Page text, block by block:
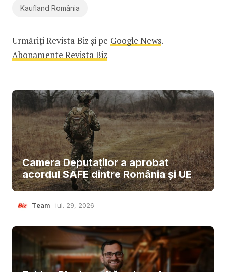
Kaufland România
Urmăriți Revista Biz și pe Google News.
Abonamente Revista Biz
Camera Deputaților a aprobat
acordul SAFE dintre România și UE
Team iul. 29, 2026